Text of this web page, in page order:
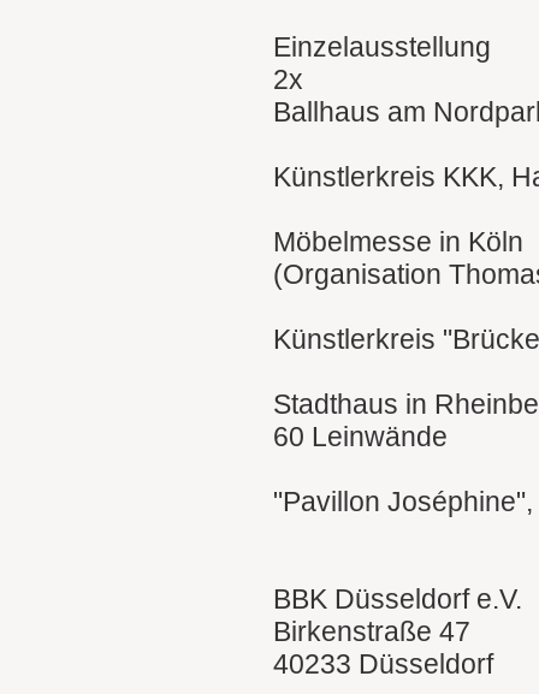
Einzelausstellung
2x
Ballhaus am
Künstlerkreis KKK,
Möbelmesse in Köln
(Organisation
Künstlerkreis
Stadthaus in
60 Leinwände
"Pavillon
BBK Düsseldorf e.V.
Birkenstraße 47
40233 Düsseldorf